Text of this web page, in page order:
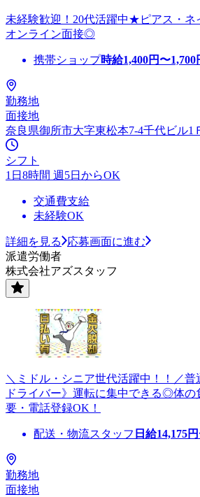
未経験歓迎！20代活躍中★ピアス・ネ
オンライン面接◎
携帯ショップ時給1,400円〜1,700
勤務地
面接地
奈良県御所市大字東松本7-4千代ビル1
シフト
1日8時間 週5日からOK
交通費支給
未経験OK
詳細を見る
応募画面に進む
派遣労働者
株式会社アズスタッフ
＼ミドル・シニア世代活躍中！！／
ドライバー》運転に集中できる◎体の
要・電話登録OK！
配送・物流スタッフ 日給14,175
勤務地
面接地